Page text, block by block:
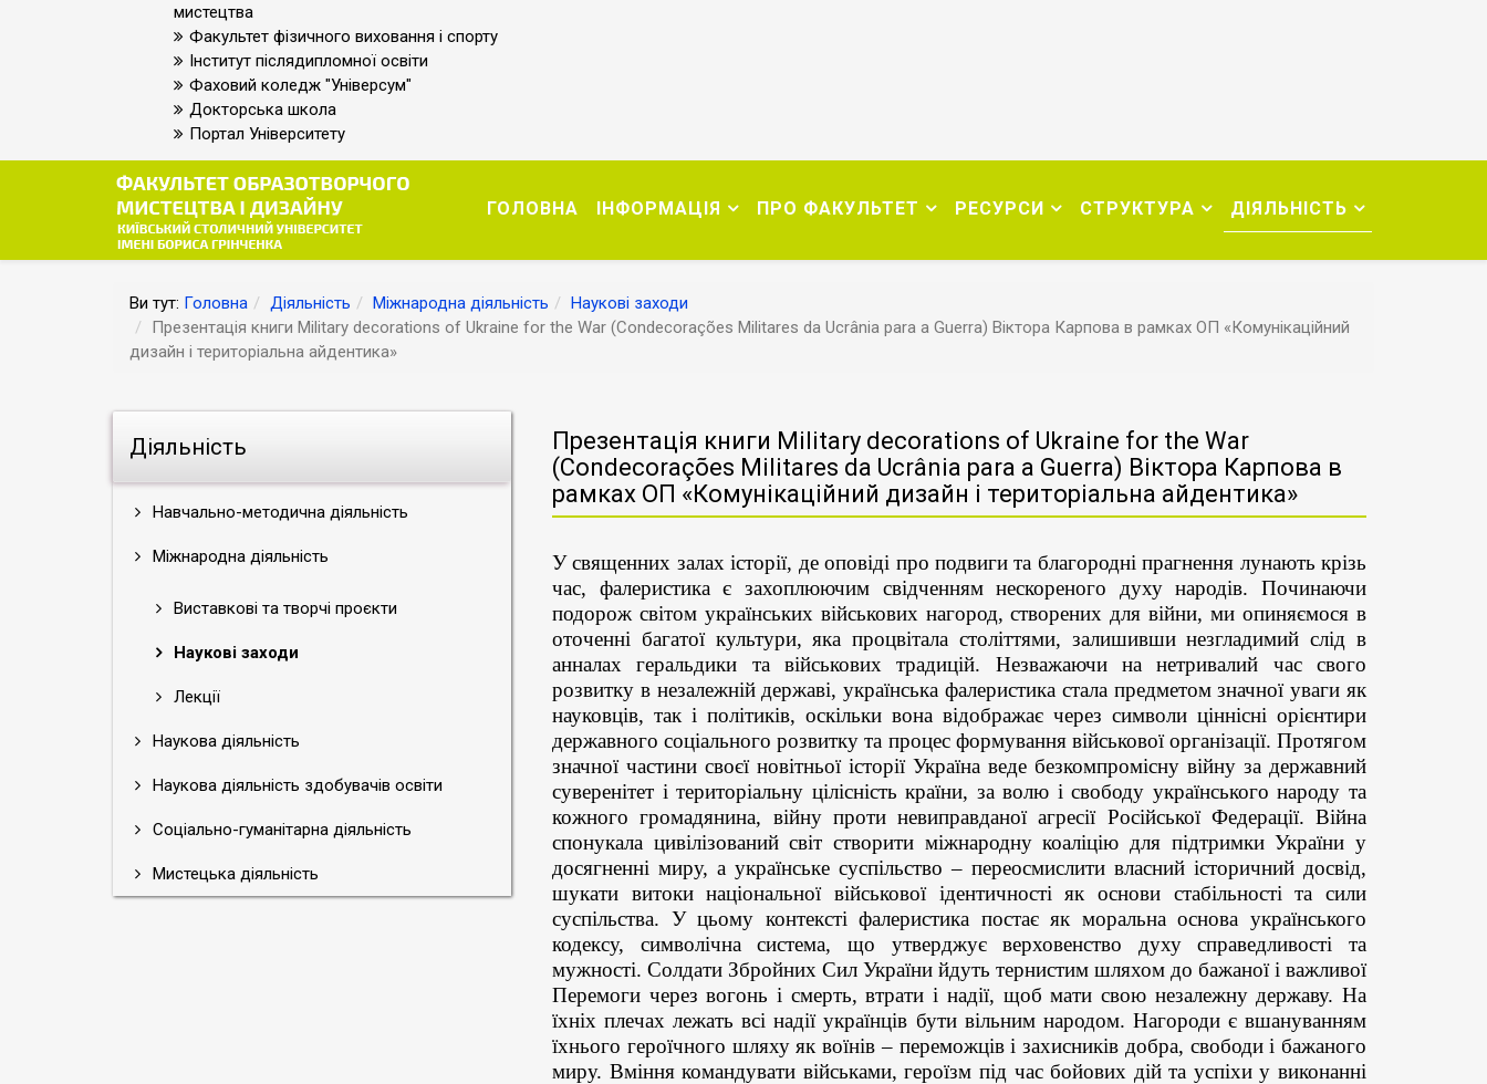
мистецтва
Факультет фізичного виховання і спорту
Інститут післядипломної освіти
Фаховий коледж "Універсум"
Докторська школа
Портал Університету
ГОЛОВНА ІНФОРМАЦІЯ ПРО ФАКУЛЬТЕТ РЕСУРСИ СТРУКТУРА ДІЯЛЬНІСТЬ
Ви тут: Головна Діяльність Міжнародна діяльність
Наукові заходи
Презентація книги Military decorations of Ukraine for the War (Condecorações Militares da Ucrânia para a Guerra) Віктора Карпова в рамках ОП «Комунікаційний
дизайн і територіальна айдентика»
Діяльність
Навчально-методична діяльність
Міжнародна діяльність
Виставкові та творчі проєкти
Наукові заходи
Лекції
Наукова діяльність
Наукова діяльність здобувачів освіти
Соціально-гуманітарна діяльність
Мистецька діяльність
Презентація книги Military decorations of Ukraine for the War
(Condecorações Militares da Ucrânia para a Guerra) Віктора Карпова в
рамках ОП «Комунікаційний дизайн і територіальна айдентика»
У священних залах історії, де оповіді про подвиги та благородні прагнення лунають крізь
час, фалеристика є захоплюючим свідченням нескореного духу народів. Починаючи
подорож світом українських військових нагород, створених для війни, ми опиняємося в
оточенні багатої культури, яка процвітала століттями, залишивши незгладимий слід в
анналах геральдики та військових традицій. Незважаючи на нетривалий час свого
розвитку в незалежній державі, українська фалеристика стала предметом значної уваги як
науковців, так і політиків, оскільки вона відображає через символи ціннісні орієнтири
державного соціального розвитку та процес формування військової організації. Протягом
значної частини своєї новітньої історії Україна веде безкомпромісну війну за державний
суверенітет і територіальну цілісність країни, за волю і свободу українського народу та
кожного громадянина, війну проти невиправданої агресії Російської Федерації. Війна
спонукала цивілізований світ створити міжнародну коаліцію для підтримки України у
досягненні миру, а українське суспільство – переосмислити власний історичний досвід,
шукати витоки національної військової ідентичності як основи стабільності та сили
суспільства. У цьому контексті фалеристика постає як моральна основа українського
кодексу, символічна система, що утверджує верховенство духу справедливості та
мужності. Солдати Збройних Сил України йдуть тернистим шляхом до бажаної і важливої
Перемоги через вогонь і смерть, втрати і надії, щоб мати свою незалежну державу. На
їхніх плечах лежать всі надії українців бути вільним народом. Нагороди є вшануванням
їхнього героїчного шляху як воїнів – переможців і захисників добра, свободи і бажаного
миру. Вміння командувати військами, героїзм під час бойових дій та успіхи у виконанні